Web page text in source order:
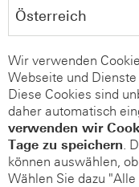
Wir verwenden
Webseite und
Diese Cookies sind
daher automatisch
verwenden wir
Tage zu speichern.
können auswählen,
Wählen Sie dazu